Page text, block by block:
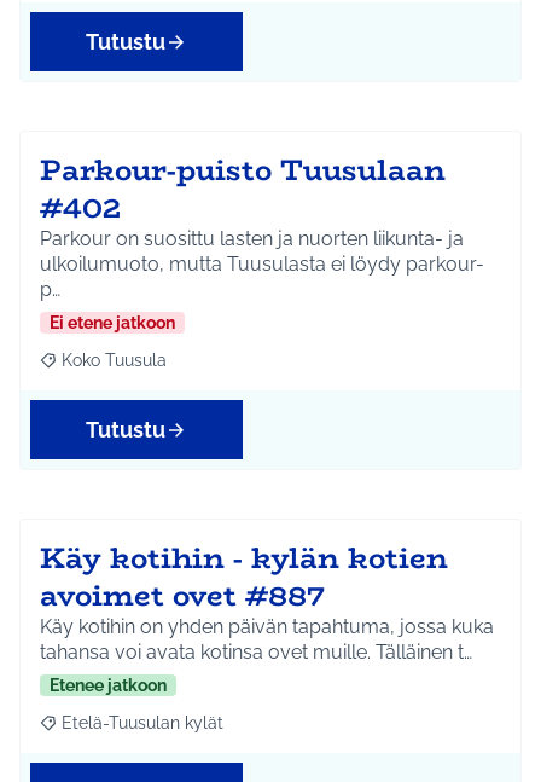
Tutustu
Parkour-puisto Tuusulaan
#402
Parkour on suosittu lasten ja nuorten liikunta- ja
ulkoilumuoto, mutta Tuusulasta ei löydy parkour-
p…
Ei etene jatkoon
Rajaa tulokset aihepiirin mukaan: Koko Tuusula
Koko Tuusula
Tutustu
Käy kotihin - kylän kotien
avoimet ovet #887
Käy kotihin on yhden päivän tapahtuma, jossa kuka
tahansa voi avata kotinsa ovet muille. Tälläinen t…
Etenee jatkoon
Rajaa tulokset aihepiirin mukaan: Etelä-Tuusulan kylät
Etelä-Tuusulan kylät